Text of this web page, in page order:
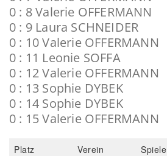
0 : 8 Valerie OFFERMANN
0 : 9 Laura SCHNEIDER
0 : 10 Valerie OFFERMANN
0 : 11 Leonie SOFFA
0 : 12 Valerie OFFERMANN
0 : 13 Sophie DYBEK
0 : 14 Sophie DYBEK
0 : 15 Valerie OFFERMANN
Platz Verein Spiele